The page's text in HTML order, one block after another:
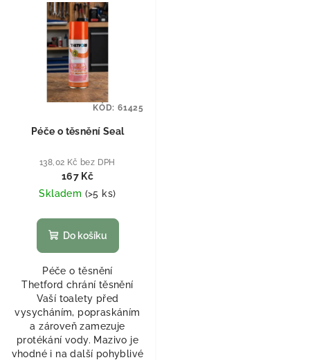
Péče o těsnění Seal
138,02 Kč bez DPH
167 Kč
Skladem (>5 ks)
Do košíku
Péče o těsnění
Thetford chrání těsnění
Vaší toalety před
vysycháním, popraskáním
a zároveň zamezuje
protékání vody. Mazivo je
vhodné i na další pohyblivé
KÓD: 61425